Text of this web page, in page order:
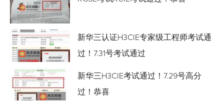
新华三认证H3CIE专家级工程师考试通
过！7.31号考试通过
新华三H3CIE考试通过！7.29号高分
过！恭喜